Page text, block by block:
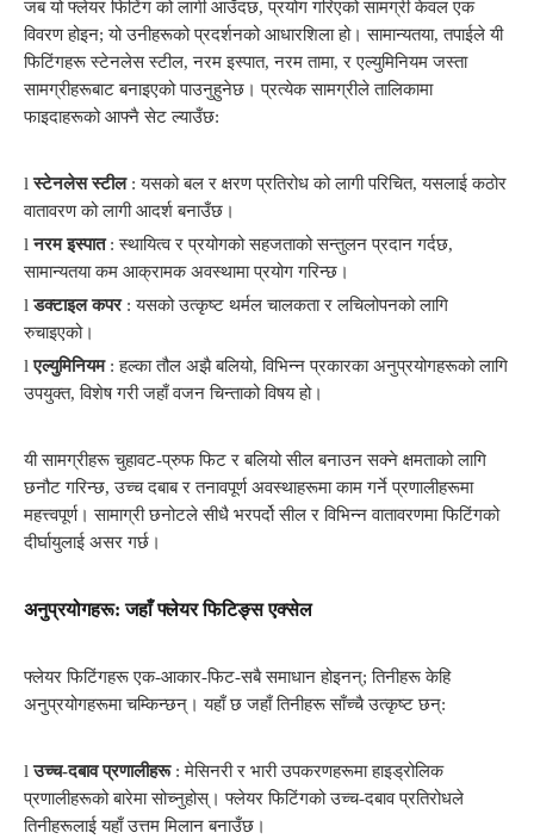
जब यो फ्लेयर फिटिंग को लागी आउँदछ, प्रयोग गरिएको सामग्री केवल एक
विवरण होइन; यो उनीहरूको प्रदर्शनको आधारशिला हो। सामान्यतया, तपाईले यी
फिटिंगहरू स्टेनलेस स्टील, नरम इस्पात, नरम तामा, र एल्युमिनियम जस्ता
सामग्रीहरूबाट बनाइएको पाउनुहुनेछ। प्रत्येक सामग्रीले तालिकामा
फाइदाहरूको आफ्नै सेट ल्याउँछ:
lस्टेनलेस स्टील : यसको बल र क्षरण प्रतिरोध को लागी परिचित, यसलाई कठोर
वातावरण को लागी आदर्श बनाउँछ।
lनरम इस्पात: स्थायित्व र प्रयोगको सहजताको सन्तुलन प्रदान गर्दछ,
सामान्यतया कम आक्रामक अवस्थामा प्रयोग गरिन्छ।
lडक्टाइल कपर : यसको उत्कृष्ट थर्मल चालकता र लचिलोपनको लागि
रुचाइएको।
lएल्युमिनियम : हल्का तौल अझै बलियो, विभिन्न प्रकारका अनुप्रयोगहरूको लागि
उपयुक्त, विशेष गरी जहाँ वजन चिन्ताको विषय हो।
यी सामग्रीहरू चुहावट-प्रुफ फिट र बलियो सील बनाउन सक्ने क्षमताको लागि
छनौट गरिन्छ, उच्च दबाब र तनावपूर्ण अवस्थाहरूमा काम गर्ने प्रणालीहरूमा
महत्त्वपूर्ण। सामाग्री छनोटले सीधै भरपर्दो सील र विभिन्न वातावरणमा फिटिंगको
दीर्घायुलाई असर गर्छ।
अनुप्रयोगहरू: जहाँ फ्लेयर फिटिङ्स एक्सेल
फ्लेयर फिटिंगहरू एक-आकार-फिट-सबै समाधान होइनन्; तिनीहरू केहि
अनुप्रयोगहरूमा चम्किन्छन्। यहाँ छ जहाँ तिनीहरू साँच्चै उत्कृष्ट छन्:
lउच्च-दबाव प्रणालीहरू : मेसिनरी र भारी उपकरणहरूमा हाइड्रोलिक
प्रणालीहरूको बारेमा सोच्नुहोस्। फ्लेयर फिटिंगको उच्च-दबाव प्रतिरोधले
तिनीहरूलाई यहाँ उत्तम मिलान बनाउँछ।